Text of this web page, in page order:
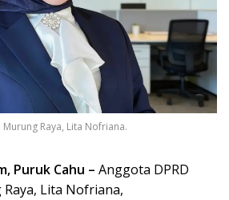
Raya, Lita Nofriana.
Puruk Cahu – Anggota DPRD
Lita Nofriana,